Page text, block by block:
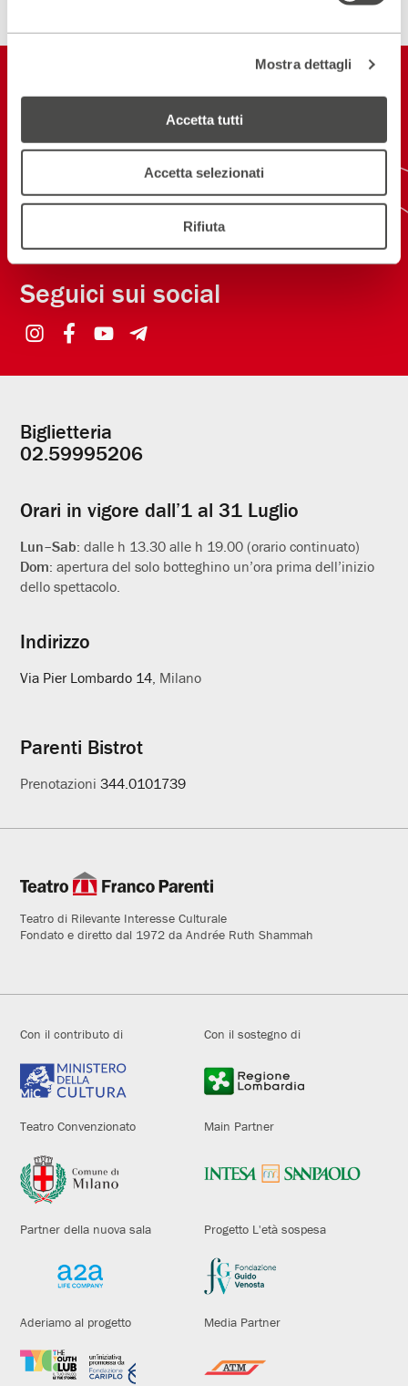
Mostra dettagli
Accetta tutti
Accetta selezionati
Rifiuta
NEW! SCARICA L'APP
Seguici sui social
Informazioni
utili
Biglietteria
02.59995206
Orari in vigore dall’1 al 31 Luglio
Lun–Sab:dalle h 13.30 alle h 19.00 (orario continuato)
Dom:apertura del solo botteghino un’ora prima dell’inizio
dello spettacolo.
Indirizzo
Via Pier Lombardo 14 , Milano
Parenti Bistrot
Prenotazioni344.0101739
Teatro di Rilevante Interesse Culturale
Fondato e diretto dal 1972 da Andrée Ruth Shammah
Con il contributo di Con il sostegno di
Teatro Convenzionato Main Partner
Partner della nuova sala Progetto L'età sospesa
Aderiamo al progetto Media Partner